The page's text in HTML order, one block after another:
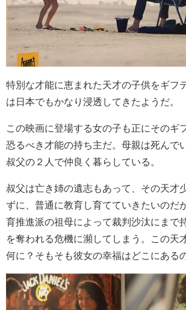
特別な才能に恵まれた天才の子供をギフ
は日本でもかなり浸透してきたようだ。
この映画に登場する女の子も正にそのギ
恐るべき才能の持ち主だ。母親は死んで
叔父の２人で仲良く暮らしている。
叔父は亡き姉の遺志もあって、その天才
ずに、普通に教育し育てていきたいのだ
育推進派の祖母によって裁判沙汰にまで
を奪われる危機に瀕してしまう。この天
何に？そもそも彼女の幸福はどこにある